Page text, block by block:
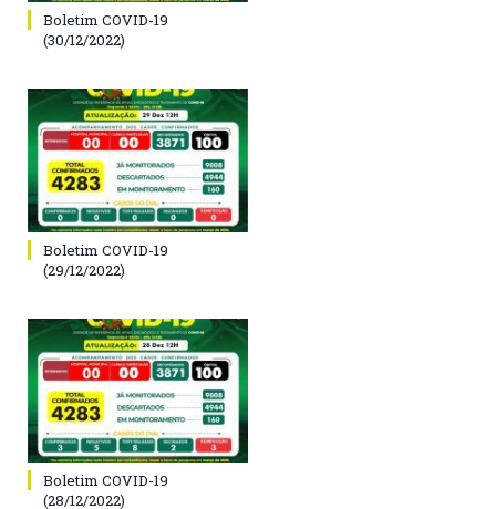
Boletim COVID-19
(30/12/2022)
Boletim COVID-19
(29/12/2022)
Boletim COVID-19
(28/12/2022)